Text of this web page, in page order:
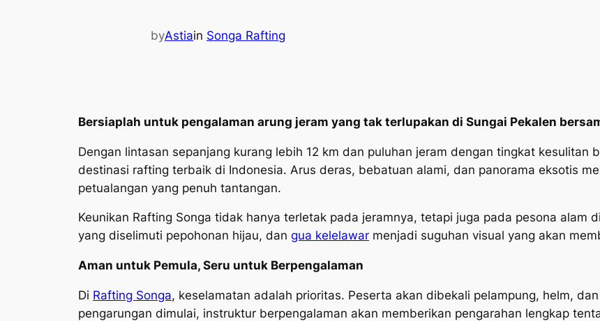
byAstiain Songa Rafting
Bersiaplah untuk pengalaman arung jeram yang tak terlupakan di Sungai Pekalen
Dengan lintasan sepanjang kurang lebih 12 km dan puluhan jeram dengan tingkat kesulitan
destinasi rafting terbaik di Indonesia. Arus deras, bebatuan alami, dan panorama eksotis
petualangan yang penuh tantangan.
Keunikan Rafting Songa tidak hanya terletak pada jeramnya, tetapi juga pada pesona alam
yang diselimuti pepohonan hijau, dan gua kelelawar menjadi suguhan visual yang akan
Aman untuk Pemula, Seru untuk Berpengalaman
Di Rafting Songa, keselamatan adalah prioritas. Peserta akan dibekali pelampung, helm,
pengarungan dimulai, instruktur berpengalaman akan memberikan pengarahan lengkap